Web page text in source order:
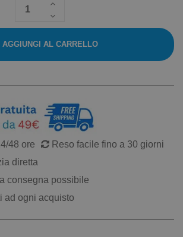
AGGIUNGI AL CARRELLO
48 ore
Reso facile fino a 30 giorni
diretta
consegna possibile
ad ogni acquisto